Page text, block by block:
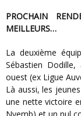
PROCHAIN RENDEZ-VOUS LE 17 NOVEMBRE POUR LES
MEILLEURS…
La deuxième équipe, sous la houlette de Benoit Subrin et de
Sébastien
ouest (ex Ligue
Là aussi, les
une nette victoire
Nyemb) et un nul